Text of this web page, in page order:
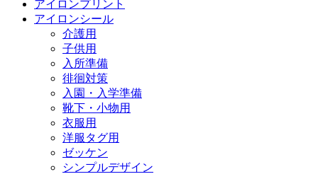
アイロンプリント
アイロンシール
介護用
子供用
入所準備
徘徊対策
入園・入学準備
靴下・小物用
衣服用
洋服タグ用
ゼッケン
シンプルデザイン